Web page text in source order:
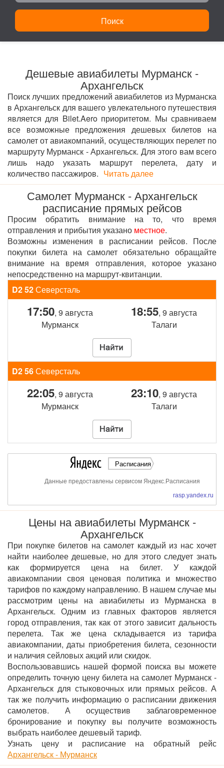
Поиск
Дешевые авиабилеты Мурманск -
Архангельск
Поиск лучших предложений авиабилетов из Мурманска
в Архангельск для вашего увлекательного путешествия
является для Bilet.Aero приоритетом. Мы сравниваем
все возможные предложения дешевых билетов на
самолет от авиакомпаний, осуществляющих перелет по
маршруту Мурманск - Архангельск. Для этого вам всего
лишь надо указать маршрут перелета, дату и
количество пассажиров. Читать далее
Самолет Мурманск - Архангельск
расписание прямых рейсов
Просим обратить внимание на то, что время
отправления и прибытия указано местное.
Возможны изменения в расписании рейсов. После
покупки билета на самолет обязательно обращайте
внимание на время отправления, которое указано
непосредственно на маршрут-квитанции.
D2 52Северсталь
17:50, 9 августа
Мурманск
18:55, 9 августа
Талаги
D2 56Северсталь
22:05, 9 августа
Мурманск
23:10, 9 августа
Талаги
Расписания
Данные предоставлены сервисом Яндекс.Расписания
rasp.yandex.ru
Цены на авиабилеты Мурманск -
Архангельск
При покупке билетов на самолет каждый из нас хочет
найти наиболее дешевые, но для этого следует знать
как формируется цена на билет. У каждой
авиакомпании своя ценовая политика и множество
тарифов по каждому направлению. В нашем случае мы
рассмотрим цены на авиабилеты из Мурманска в
Архангельск. Одним из главных факторов является
город отправления, так как от этого зависит дальность
перелета. Так же цена складывается из тарифа
авиакомпании, даты приобретения билета, сезонности
и наличия сейловых акций или скидок.
Воспользовавшись нашей формой поиска вы можете
определить точную цену билета на самолет Мурманск -
Архангельск для стыковочных или прямых рейсов. А
так же получить информацию о расписании движения
самолетов. А осуществив заблаговременное
бронирование и покупку вы получите возможность
выбрать наиболее дешевый тариф.
Узнать цену и расписание на обратный рейс
Архангельск - Мурманск